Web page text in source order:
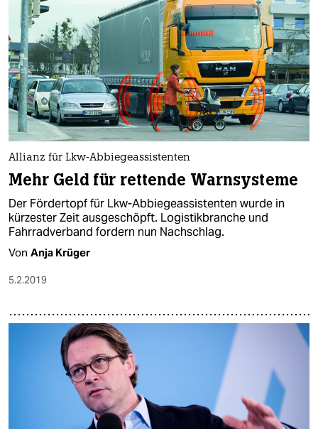
Allianz für Lkw-Abbiegeassistenten
Mehr Geld für rettende Warnsysteme
Der Fördertopf für Lkw-Abbiegeassistenten wurde in
kürzester Zeit ausgeschöpft. Logistikbranche und
Fahrradverband fordern nun Nachschlag.
Von Anja Krüger
5.2.2019